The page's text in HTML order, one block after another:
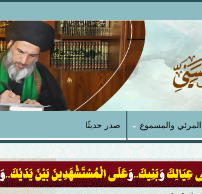
المرئي والمسموع صدر حديثًا